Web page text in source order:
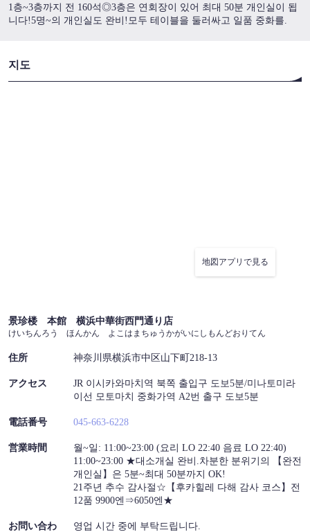
1층~3층까지 전 160석◎3층은 연회장이 있어 최대 50분 개인실이 됩
니다!5명~의 개인실도 완비!모두 테이블을 둘러싸고 일품 중화를.
지도
地図アプリで見る
景珍楼 本館 横浜中華街西門通り店
けいちんろう ほんかん よこはまちゅうかがいにしもんどおりてん
住所 神奈川県横浜市中区山下町218-13
アクセス
JR 이시카와마치역 북쪽 출입구 도보5분/미나토미라
이선 모토마치 중화가역 A2번 출구 도보5분
電話番号 045-663-6228
営業時間
월~일: 11:00~23:00 (요리 LO 22:40 음료 LO 22:40)
11:00~23:00 ★대소개실 완비.차분한 분위기의 【완전
개인실】은 5분~최대 50분까지 OK!
21주년 추수 감사절☆【후카힐레 다해 감사 코스】전
12품 9900엔⇒6050엔★
お問い合わ
영업 시간 중에 부탁드립니다.